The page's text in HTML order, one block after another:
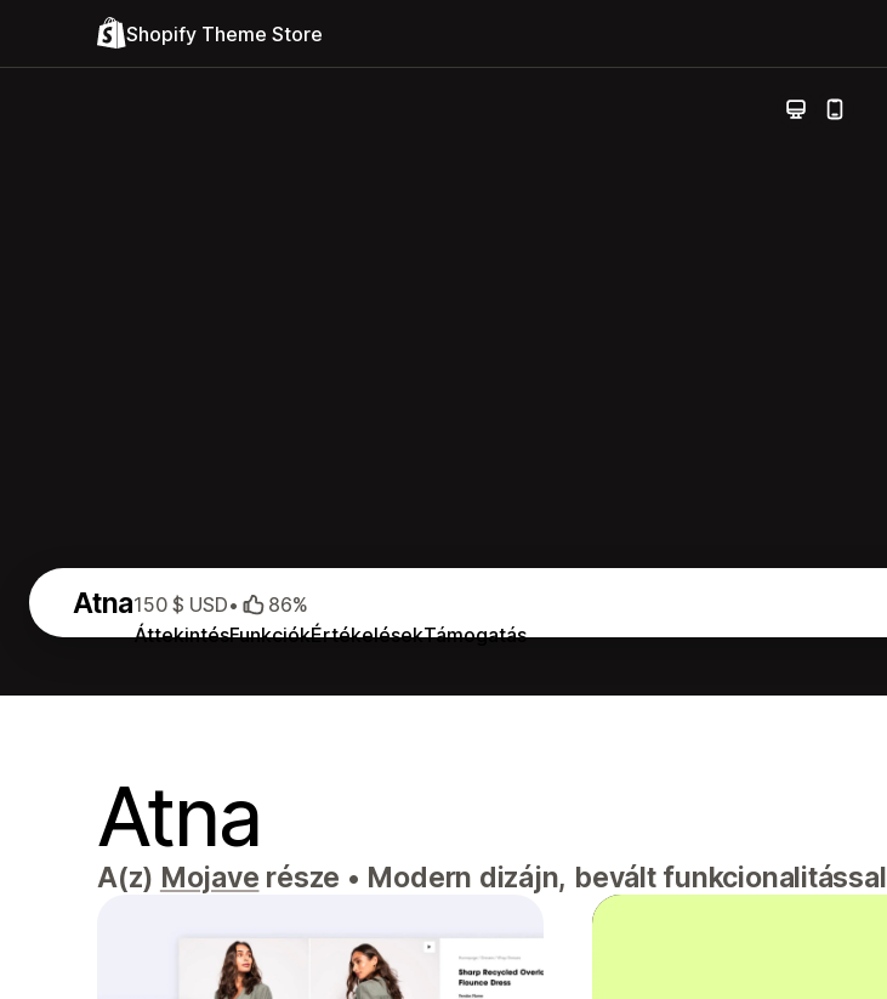
Shopify Theme Store
Atna
ÁttekintésFunkciókÉrtékelésekTámogatás
150 $ USD• 86%
Atna
A(z) Mojave része • Modern dizájn, bevált